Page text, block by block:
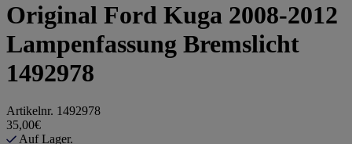
Original Ford Kuga 2008-2012
Lampenfassung Bremslicht
1492978
Artikelnr. 1492978
35,00€
Auf Lager.